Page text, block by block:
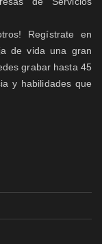
Regístrate en
de vida una gran
grabar hasta 45
y habilidades que